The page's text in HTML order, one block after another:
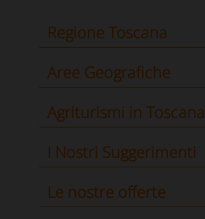
Regione Toscana
Aree Geografiche
Agriturismi in Toscana
I Nostri Suggerimenti
Le nostre offerte